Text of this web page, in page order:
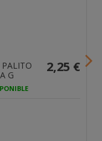
PALITO
G
2,25 €